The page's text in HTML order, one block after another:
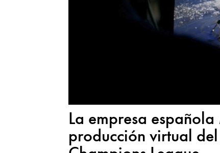
La empresa
producción virtual